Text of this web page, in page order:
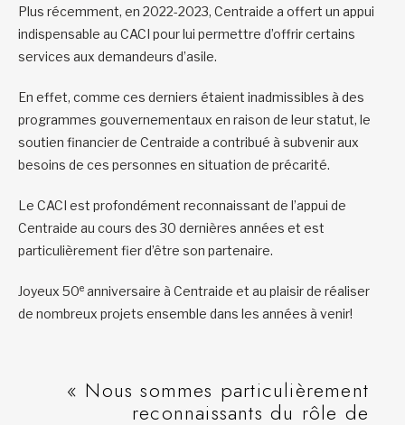
Plus récemment, en 2022-2023, Centraide a offert un appui
indispensable au CACI pour lui permettre d’offrir certains
services aux demandeurs d’asile.
En effet, comme ces derniers étaient inadmissibles à des
programmes gouvernementaux en raison de leur statut, le
soutien financier de Centraide a contribué à subvenir aux
besoins de ces personnes en situation de précarité.
Le CACI est profondément reconnaissant de l’appui de
Centraide au cours des 30 dernières années et est
particulièrement fier d’être son partenaire.
Joyeux 50e anniversaire à Centraide et au plaisir de réaliser
de nombreux projets ensemble dans les années à venir!
« Nous sommes particulièrement
reconnaissants du rôle de